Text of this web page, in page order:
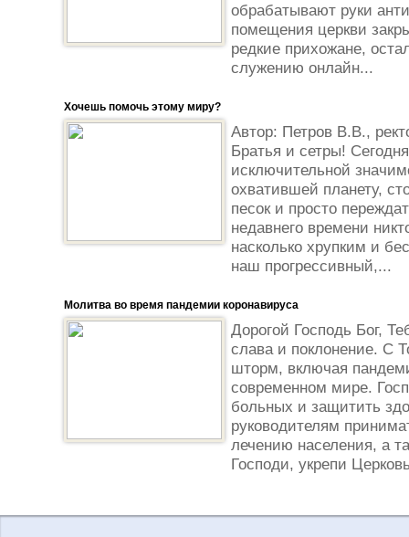
обрабатывают руки
помещения церкви
редкие прихожане,
служению онлайн...
Хочешь помочь этому миру?
Автор: Петров В.В.,
Братья и сетры!
исключительной
охватившей планету,
песок и просто
недавнего времени
насколько хрупким и
наш прогрессивный,...
Молитва во время пандемии коронавируса
Дорогой Господь Бог,
слава и поклонение. С
шторм, включая
современном мире.
больных и защитить
руководителям
лечению населения, а
Господи, укрепи